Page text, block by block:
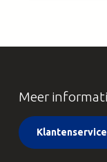
Meer
Klantenservice